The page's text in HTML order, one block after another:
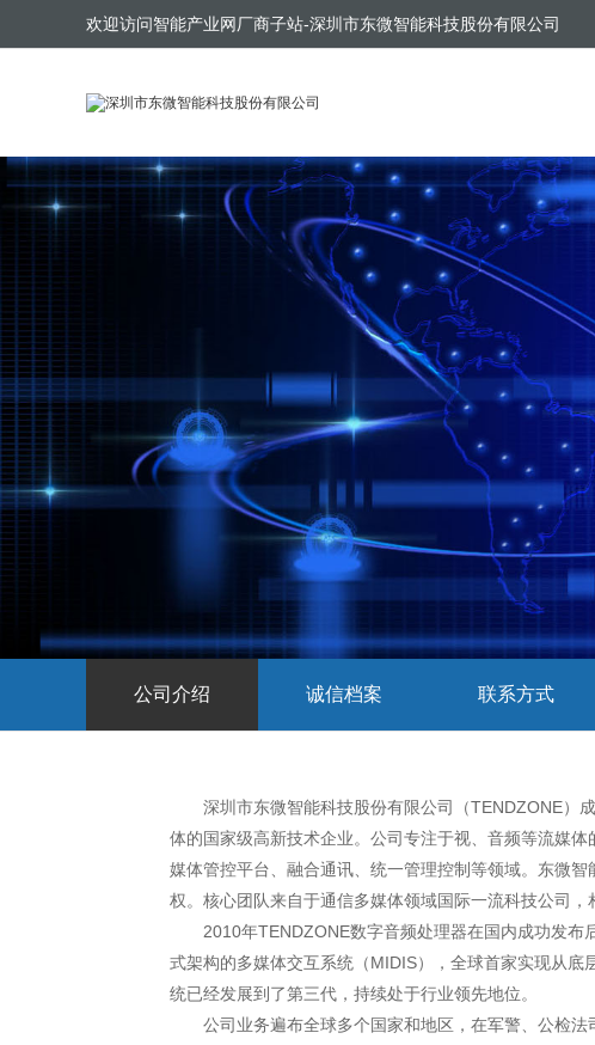
欢迎访问智能产业网厂商子站-深圳市东微智能科技股份有限公司
公司介绍 诚信档案 联系方式
深圳市东微智能科技股份有限公司（TENDZONE）
体的国家级高新技术企业。公司专注于视、音频等流媒
媒体管控平台、融合通讯、统一管理控制等领域。东微
权。核心团队来自于通信多媒体领域国际一流科技公司
2010年TENDZONE数字音频处理器在国内成功发
式架构的多媒体交互系统（MIDIS），全球首家实现从
统已经发展到了第三代，持续处于行业领先地位。
公司业务遍布全球多个国家和地区，在军警、公检